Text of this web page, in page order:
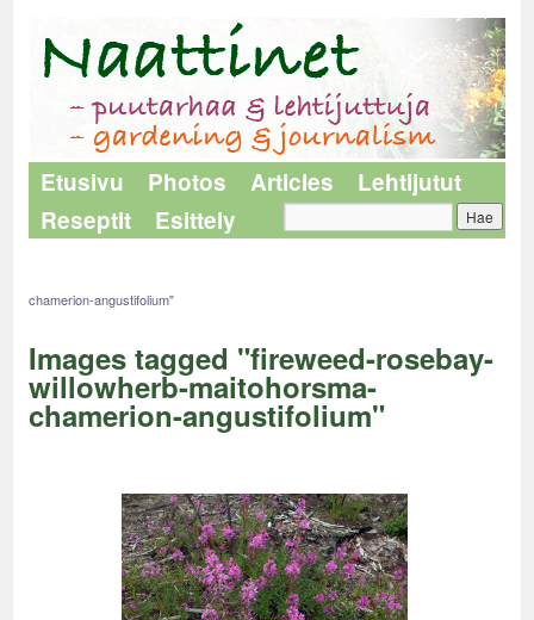
Etusivu Photos Articles
Lehtijutut
Reseptit
Esittely
chamerion-angustifolium"
Images tagged "fireweed-rosebay-
willowherb-maitohorsma-
chamerion-angustifolium"